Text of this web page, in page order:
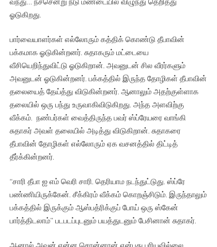
ஓடுகிறது.
பார்வையாளர்கள் எல்லோரும் கத்திக் கொண்டு தீபாவின்
பக்கமாக ஓடுகின்றனர். சுதாகரும் மட்டையை
வீசியெறிந்துவிட்டு ஓடுகிறான். அவனுடன் சில வீரர்களும்
அவனுடன் ஓடுகின்றனர். பக்கத்தில் இருந்த தோழிகள் தீபாவின்
தலையைத் தேய்த்து விடுகின்றனர். ஆனாலும் அதற்குள்ளாக
தலையில் ஒரு பந்து உருவாகிவிடுகிறது. அந்த அளவிற்கு
வீக்கம். நண்பர்கள் வைத்திருந்த பவர் ஸ்ப்ரேயரை வாங்கி
சுதாகர் அவள் தலையில் அடித்து விடுகிறான். சுதாகரை
தீபாவின் தோழிகள் எல்லோரும் ஏக வசனத்தில் திட்டித்
தீர்க்கின்றனர்.
“சாரி தீபா ஐ எம் வெரி சாரி. தெரியாம நடந்துட்டுது. ஸ்ப்ரே
பண்ணியிருக்கேன். சீக்கிரம் வீக்கம் கொறஞ்சிடும். இருந்தாலும்
பக்கத்தில் இருக்கும் ஆஸ்பத்ரிக்குப் போய் ஒரு ஸ்கேன்
பார்த்திடலாம்” படபடப்புடனும் பயத்துடனும் பேசினான் சுதாகர்.
ஆனால் அவன் என்ன சொன்னான் என்பது புரியவில்லை.